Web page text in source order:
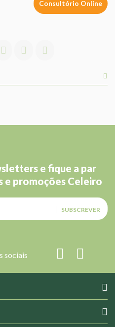
Consultório Online
e fique a par
e promoções Celeiro
SUBSCREVER
sociais